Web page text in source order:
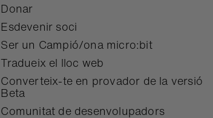
Donar
Esdevenir soci
Ser un Campió/ona micro:bit
Tradueix el lloc web
Converteix-te en provador de la versió
Beta
Comunitat de desenvolupadors